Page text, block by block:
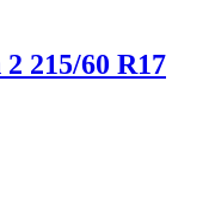
2 215/60 R17